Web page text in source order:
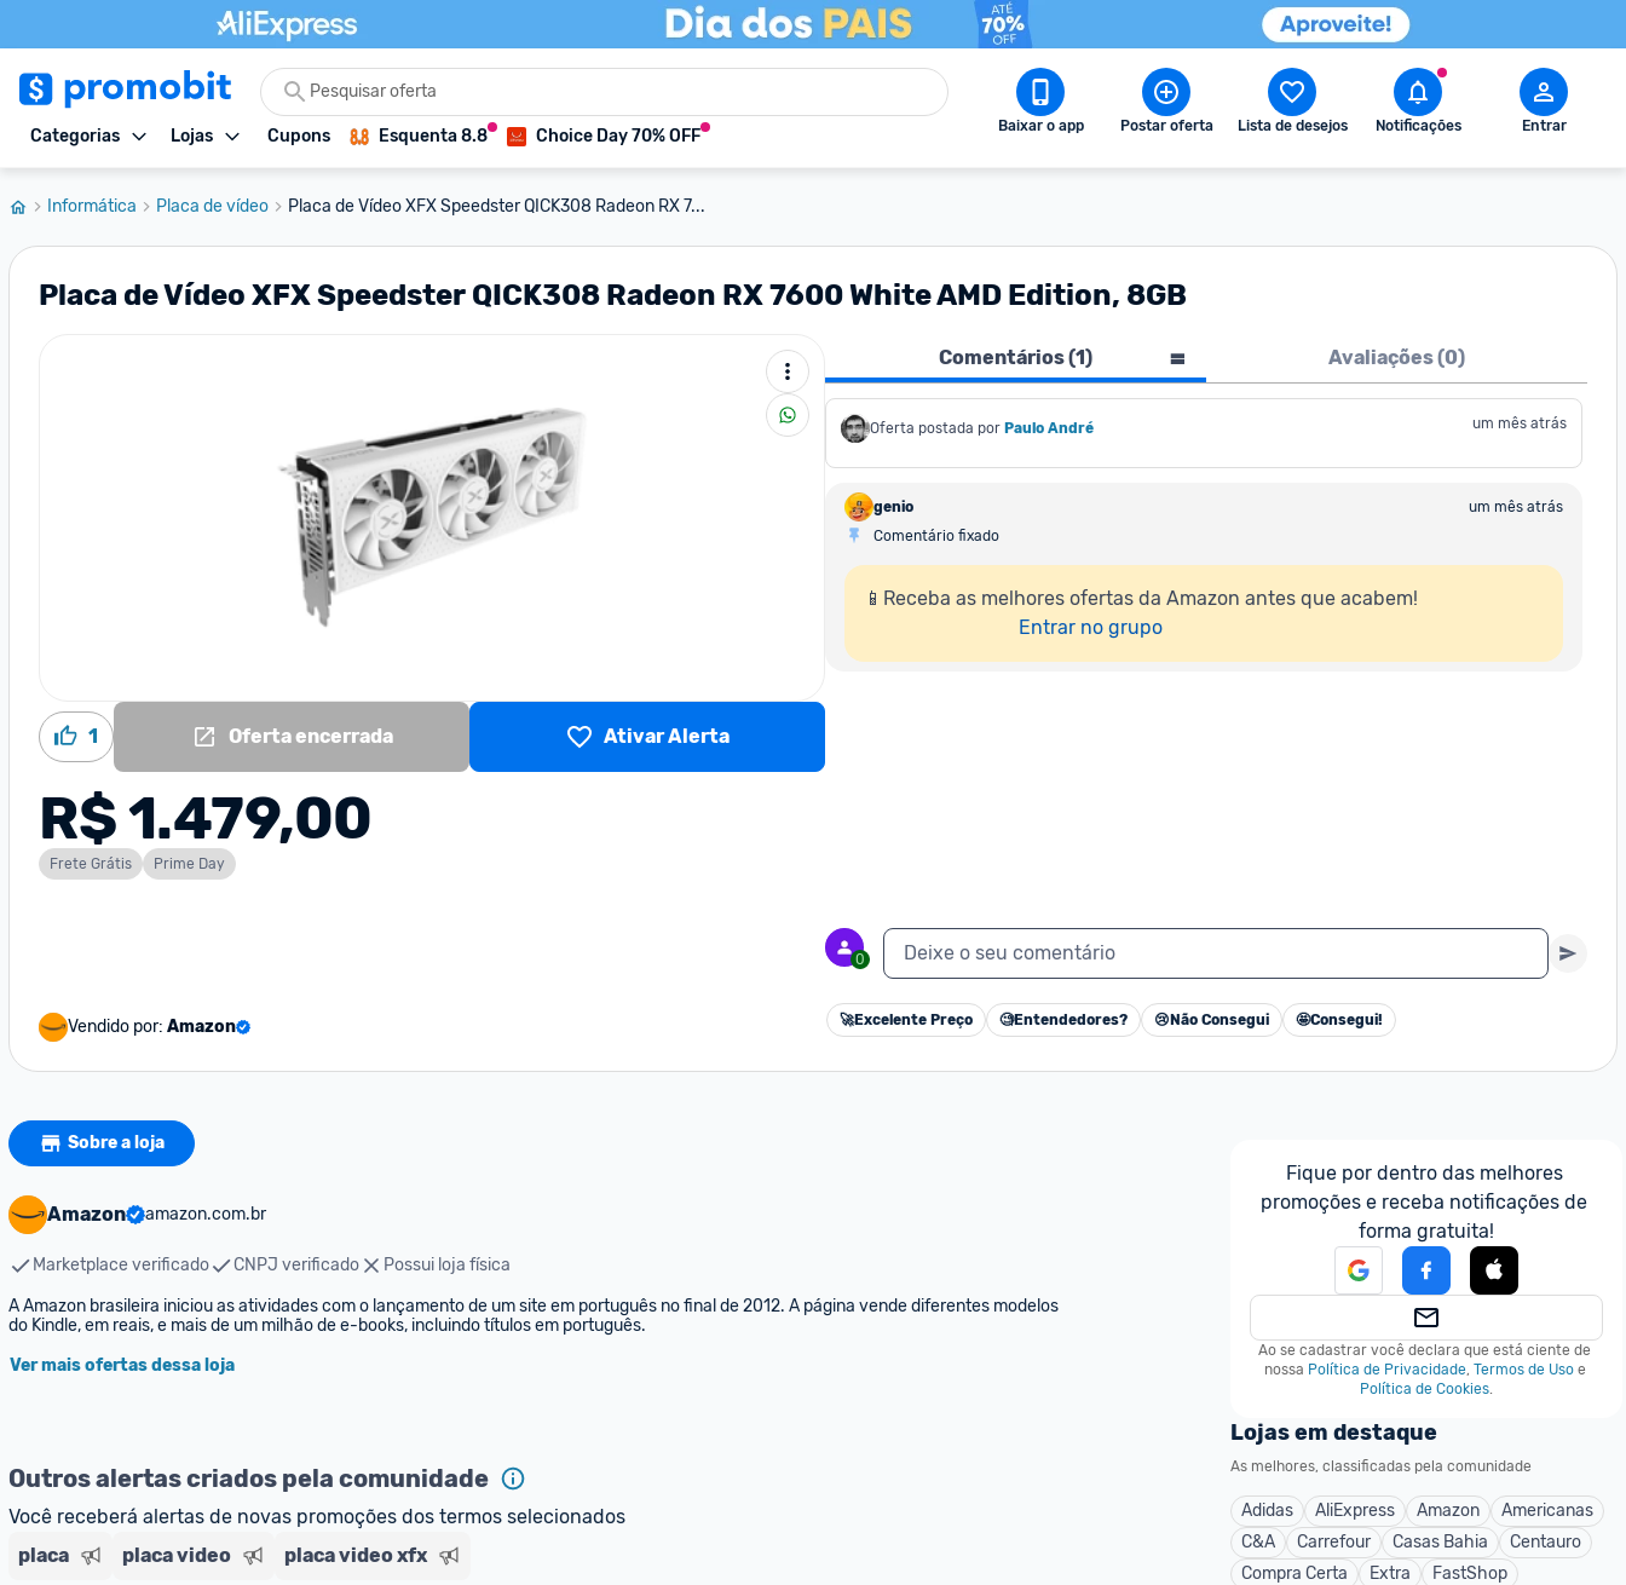
Categorias Lojas Cupons Esquenta 8.8 Choice Day 70% OFF Baixar o app Postar oferta Lista de desejos Notificações Entrar
Informática Placa de vídeo Placa de Vídeo XFX Speedster QICK308 Radeon RX 7...
Placa de Vídeo XFX Speedster QICK308 Radeon RX 7600 White AMD Edition, 8GB
1 Oferta encerrada Ativar Alerta
R$ 1.479,00
Frete Grátis Prime Day
Vendido por: Amazon
Comentários (1) Avaliações (0)
Oferta postada por Paulo André um mês atrás
genio
um mês atrás
Comentário fixado
📱Receba as melhores ofertas da Amazon antes que acabem!
Entrar no grupo
0 Deixe o seu comentário
🚀Excelente Preço 🧐Entendedores? 😢 Não Consegui 🤩Consegui!
Sobre a loja
Amazon amazon.com.br
Marketplace verificado CNPJ verificado
Possui loja física
A Amazon brasileira iniciou as atividades com o lançamento de um site em português no final de 2012. A página vende diferentes modelos
do Kindle, em reais, e mais de um milhão de e-books, incluindo títulos em português.
Ver mais ofertas dessa loja
Outros alertas criados pela comunidade
Você receberá alertas de novas promoções dos termos selecionados
placa
placa video placa video xfx
Fique por dentro das melhores
promoções e receba notificações de
forma gratuita!
Ao se cadastrar você declara que está ciente de
nossa Política de Privacidade, Termos de Uso e
Política de Cookies.
Lojas em destaque
As melhores, classificadas pela comunidade
Adidas AliExpress Amazon
Americanas
C&A
Carrefour Casas Bahia
Centauro
Compra Certa
Extra
FastShop